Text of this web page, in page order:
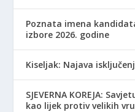
Poznata imena
izbore 2026. godine
Kiseljak: Najava
SJEVERNA KOREJA:
kao lijek protiv velikih